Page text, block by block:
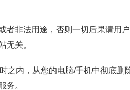
者非法用途，否则一切后果请用
无关。
之内，从您的电脑/手机中彻底
务。